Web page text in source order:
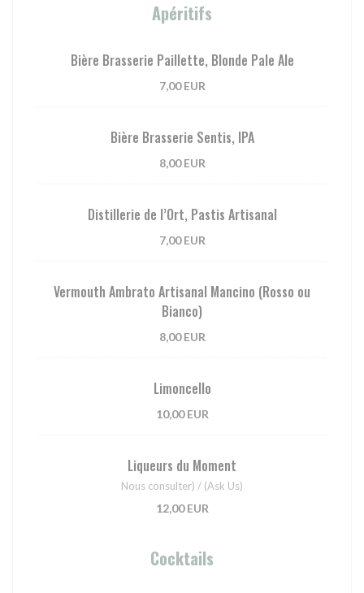
Apéritifs
Bière Brasserie Paillette, Blonde Pale Ale
7,00 EUR
Bière Brasserie Sentis, IPA
8,00 EUR
Distillerie de l’Ort, Pastis Artisanal
7,00 EUR
Vermouth Ambrato Artisanal Mancino (Rosso ou
Bianco)
8,00 EUR
Limoncello
10,00 EUR
Liqueurs du Moment
Nous consulter) / (Ask Us)
12,00 EUR
Cocktails